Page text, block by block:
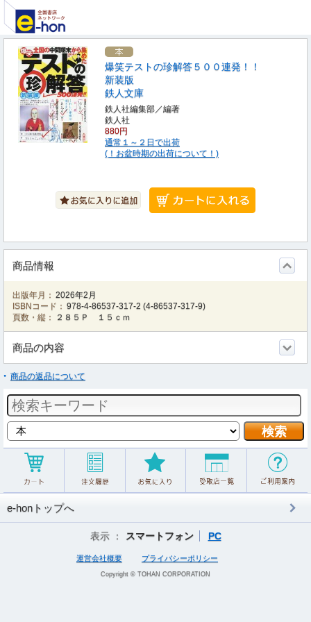
爆笑テストの珍解答５００連発！！
新装版
鉄人文庫
鉄人社編集部／編著
鉄人社
880円
通常１～２日で出荷
(！お盆時期の出荷について！)
商品情報
出版年月： 2026年2月
ISBNコード： 978-4-86537-317-2 (4-86537-317-9)
頁数・縦：
２８５Ｐ １５ｃｍ
商品の内容
商品の返品について
e-honトップへ
表示 ： スマートフォン PC
運営会社概要 プライバシーポリシー
Copyright © TOHAN CORPORATION